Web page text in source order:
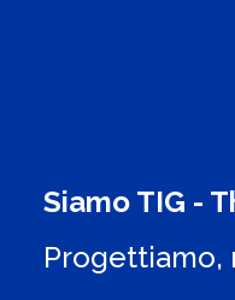
Siamo TIG -
Progettiamo,